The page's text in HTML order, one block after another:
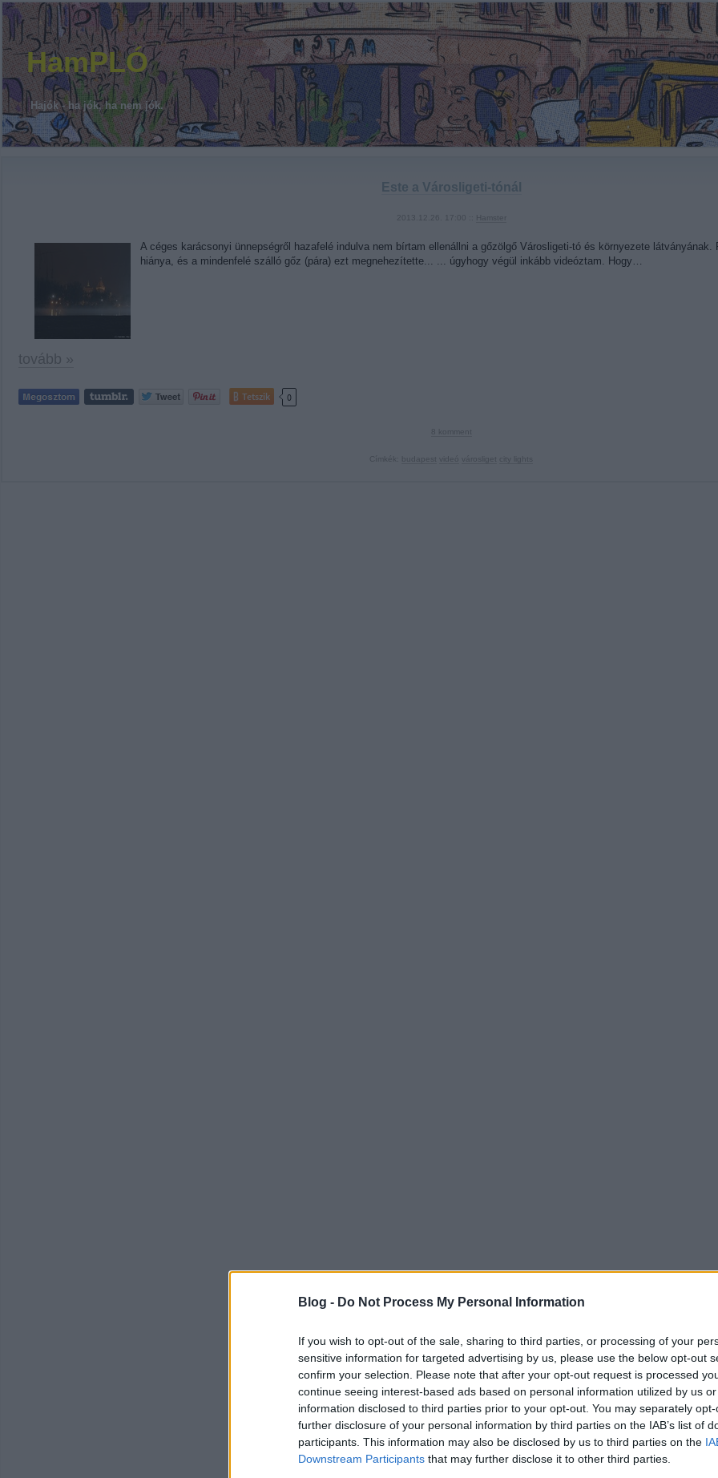
Blog - Do Not Process My Personal Information
If you wish to opt-out of the sale, sharing to third parties, or processing of your
sensitive information for targeted advertising by us, please use the below opt-out
confirm your selection. Please note that after your opt-out request is processed
continue seeing interest-based ads based on personal information utilized by us
information disclosed to third parties prior to your opt-out. You may separately
further disclosure of your personal information by third parties on the IAB’s list of
participants. This information may also be disclosed by us to third parties on the
Downstream Participants that may further disclose it to other third parties.
HamPLÓ
Hajók - ha jók, ha nem jók.
Este a Városligeti-tónál
2013.12.26. 17:00 :: Hamster
A céges karácsonyi ünnepségről hazafelé indulva nem bírtam ellenállni a gőzölgő Városligeti-tó és környezete
hiánya, és a mindenfelé szálló gőz (pára) ezt megnehezítette... ... úgyhogy végül inkább videóztam. Hogy…
tovább »
Tetszik 0